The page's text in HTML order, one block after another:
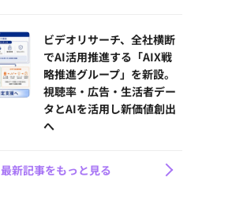
ビデオリサーチ、全社横断
でAI活用推進する「AIX戦
略推進グループ」を新設。
視聴率・広告・生活者デー
タとAIを活用し新価値創出
へ
最新記事をもっと見る